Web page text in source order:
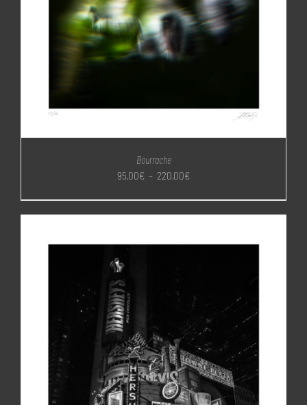
Bourrache
95,00€ – 220,00€
prix :